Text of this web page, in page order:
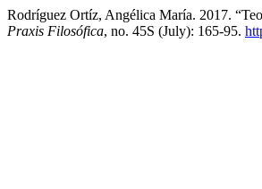
Rodríguez Ortíz, Angélica María. 2017.
Praxis Filosófica, no. 45S (July): 165-95.